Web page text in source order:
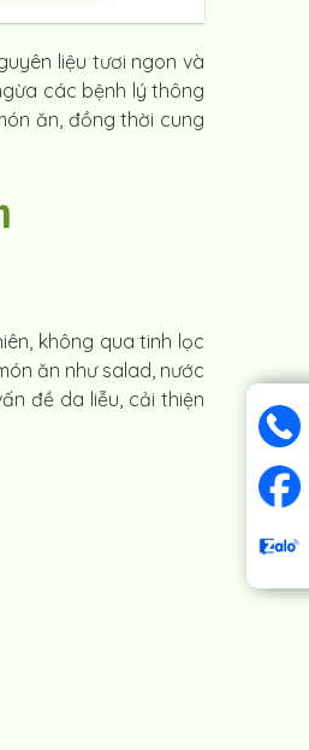
liệu tươi ngon và
các bệnh lý thông
ăn, đồng thời cung
không qua tinh lọc
ăn như salad, nước
đề da liễu, cải thiện